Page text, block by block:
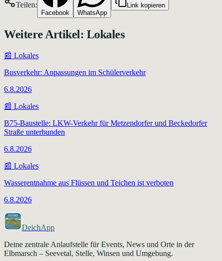
Teilen:
Facebook WhatsApp
Link kopieren
Weitere Artikel: Lokales
📰 Lokales
Busverkehr: Anpassungen im Schülerverkehr
6.8.2026
📰 Lokales
B75-Baustelle: LKW-Verkehr für Metzendorfer und Beckedorfer
Straße unterbunden
6.8.2026
📰 Lokales
Wasserentnahme aus Flüssen und Teichen ist verboten
6.8.2026
DeichApp
Deine zentrale Anlaufstelle für Events, News und Orte in der
Elbmarsch – Seevetal, Stelle, Winsen und Umgebung.